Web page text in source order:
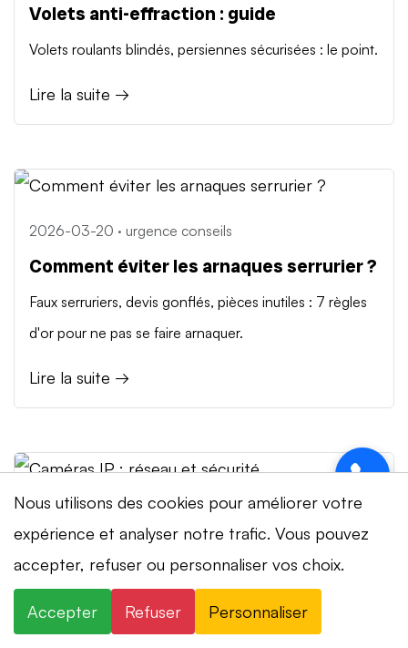
Volets anti-effraction : guide
Volets roulants blindés, persiennes sécurisées : le point.
Lire la suite →
2026-03-20 · urgence conseils
Comment éviter les arnaques serrurier ?
Faux serruriers, devis gonflés, pièces inutiles : 7 règles
d'or pour ne pas se faire arnaquer.
Lire la suite →
2026-03-20 · guides securite
Caméras IP : réseau et sécurité
Installer des caméras IP sans compromettre votre
réseau.
Nous utilisons des cookies pour améliorer votre
expérience et analyser notre trafic. Vous pouvez
accepter, refuser ou personnaliser vos choix.
Accepter Refuser Personnaliser
⚡ Intervention en 20 min· 24h/24 · 7j/7 ·
Devis gratuit
+41 78 319 32 82
WhatsApp